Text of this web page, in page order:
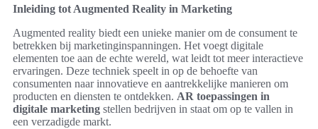
Inleiding tot Augmented Reality in Marketing
Augmented reality biedt een unieke manier om de consument te
betrekken bij marketinginspanningen. Het voegt digitale
elementen toe aan de echte wereld, wat leidt tot meer interactieve
ervaringen. Deze techniek speelt in op de behoefte van
consumenten naar innovatieve en aantrekkelijke manieren om
producten en diensten te ontdekken. AR toepassingen in
digitale marketing stellen bedrijven in staat om op te vallen in
een verzadigde markt.